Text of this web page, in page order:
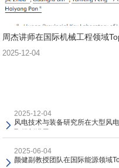
周杰讲师在国际机械工程领域
2025-12-04
2025-12-04
风电技术与装备研究所在大型风
取得新进展
2025-06-04
颜健副教授团队在国际能源领域